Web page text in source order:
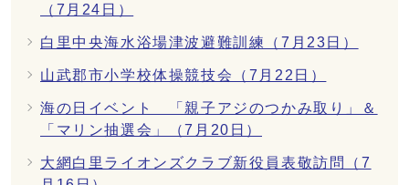
（7月24日）
白里中央海水浴場津波避難訓練（7月23日）
山武郡市小学校体操競技会（7月22日）
海の日イベント 「親子アジのつかみ取り」＆
「マリン抽選会」（7月20日）
大網白里ライオンズクラブ新役員表敬訪問（7